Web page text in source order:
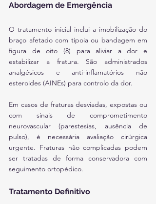
Abordagem de Emergência
O tratamento inicial inclui a imobilização do
braço afetado com tipoia ou bandagem em
figura de oito (8) para aliviar a dor e
estabilizar a fratura. São administrados
analgésicos e anti-inflamatórios não
esteroides (AINEs) para controlo da dor.
Em casos de fraturas desviadas, expostas ou
com sinais de comprometimento
neurovascular (parestesias, ausência de
pulso), é necessária avaliação cirúrgica
urgente. Fraturas não complicadas podem
ser tratadas de forma conservadora com
seguimento ortopédico.
Tratamento Definitivo